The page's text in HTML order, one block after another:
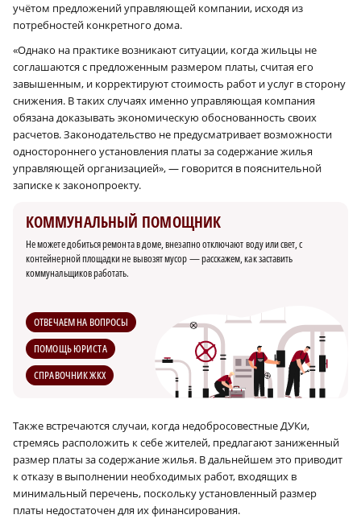
учётом предложений управляющей компании, исходя из
потребностей конкретного дома.
«Однако на практике возникают ситуации, когда жильцы не
соглашаются с предложенным размером платы, считая его
завышенным, и корректируют стоимость работ и услуг в сторону
снижения. В таких случаях именно управляющая компания
обязана доказывать экономическую обоснованность своих
расчетов. Законодательство не предусматривает возможности
одностороннего установления платы за содержание жилья
управляющей организацией», — говорится в пояснительной
записке к законопроекту.
КОММУНАЛЬНЫЙ ПОМОЩНИК
Не можете добиться ремонта в доме, внезапно отключают воду или свет, с
контейнерной площадки не вывозят мусор — расскажем, как заставить
коммунальщиков работать.
ОТВЕЧАЕМ НА ВОПРОСЫ
ПОМОЩЬ ЮРИСТА
СПРАВОЧНИК ЖКХ
Также встречаются случаи, когда недобросовестные ДУКи,
стремясь расположить к себе жителей, предлагают заниженный
размер платы за содержание жилья. В дальнейшем это приводит
к отказу в выполнении необходимых работ, входящих в
минимальный перечень, поскольку установленный размер
платы недостаточен для их финансирования.